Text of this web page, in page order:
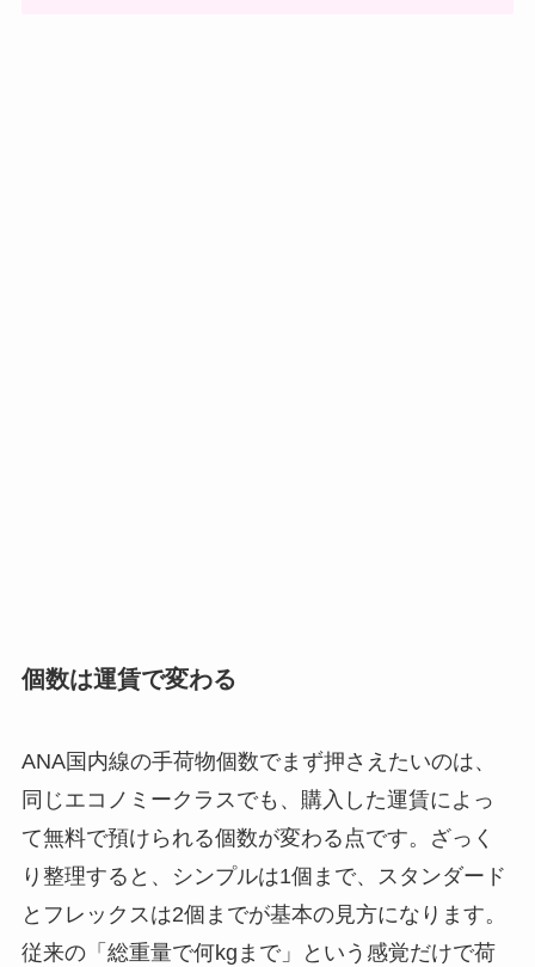
個数は運賃で変わる
ANA国内線の手荷物個数でまず押さえたいのは、
同じエコノミークラスでも、購入した運賃によっ
て無料で預けられる個数が変わる点です。ざっく
り整理すると、シンプルは1個まで、スタンダード
とフレックスは2個までが基本の見方になります。
従来の「総重量で何kgまで」という感覚だけで荷